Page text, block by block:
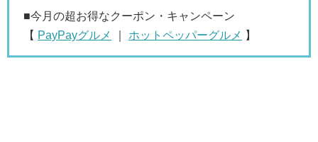
■今月の超お得なクーポン・キャンペーン
【 PayPayグルメ ホットペッパーグルメ 】